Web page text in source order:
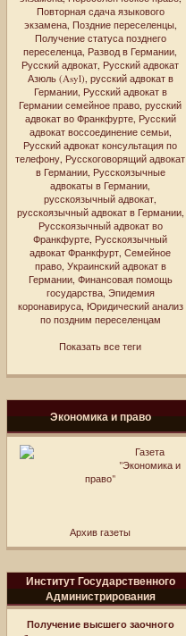
Повторная сдача языкового
экзамена, Поздние переселенцы,
Получение статуса позднего
переселенца, Развод в Германии,
Русский адвокат, Русский адвокат
Азюль (Asyl), русский адвокат в
Германии, Русский адвокат в
Германии семейное право, русский
адвокат во Франкфурте, Русский
адвокат воссоединение семьи,
Русский адвокат консультация по
телефону, Русскоговорящий адвокат
в Германии, Русскоязычные
адвокаты в Германии,
русскоязычный адвокат,
русскоязычный адвокат в Германии,
Русскоязычный адвокат во
Франкфурте, Русскоязычный
адвокат Франкфурт, Семейное
право, Украинский адвокат в
Германии, Финансовая помощь
государства, Эпидемия
коронавируса, Юридический анализ
по поздним переселенцам
Показать все теги
Экономика и право
Газета
"Экономика и
право"
Архив газеты
Институт Государственного
Администрирования
Получение высшего заочного